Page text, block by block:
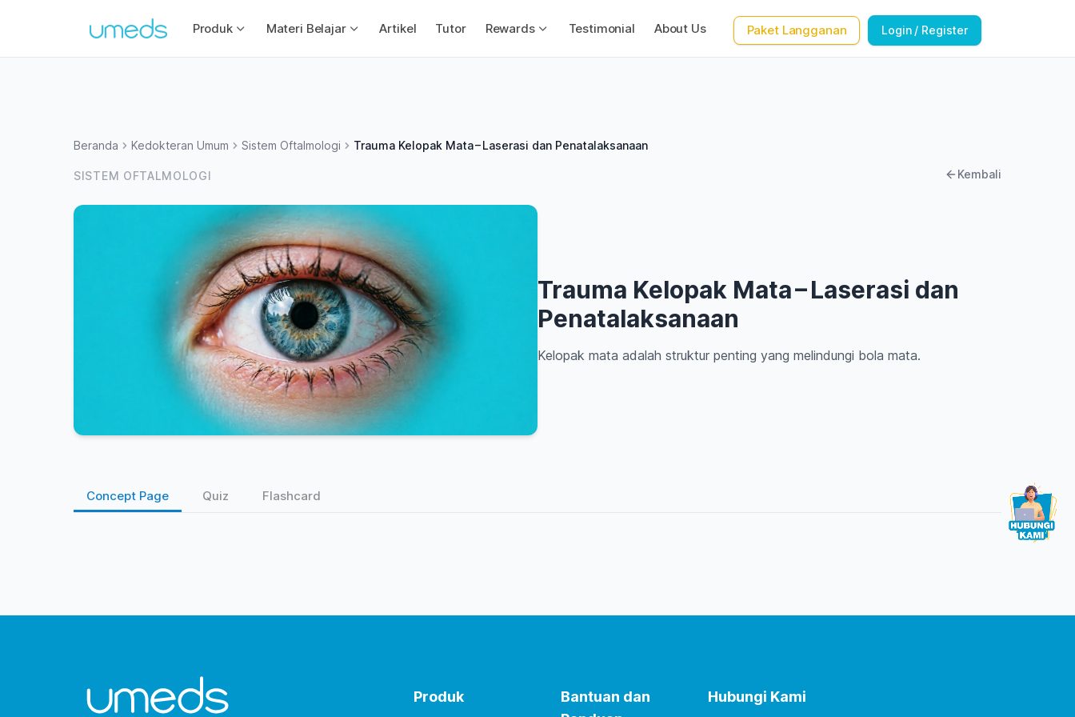
Produk Materi Belajar Artikel Tutor Rewards Testimonial About Us Paket Langganan Login / Register
Beranda Kedokteran Umum Sistem Oftalmologi Trauma Kelopak Mata – Laserasi dan Penatalaksanaan
SISTEM OFTALMOLOGI Kembali
Trauma Kelopak Mata – Laserasi dan
Penatalaksanaan
Kelopak mata adalah struktur penting yang melindungi bola mata.
Concept Page Quiz Flashcard
Produk
Bantuan dan
Hubungi Kami